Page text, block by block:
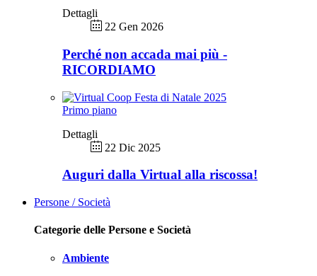
Dettagli
22 Gen 2026
Perché non accada mai più -
RICORDIAMO
Primo piano
Dettagli
22 Dic 2025
Auguri dalla Virtual alla riscossa!
Persone / Società
Categorie delle Persone e Società
Ambiente